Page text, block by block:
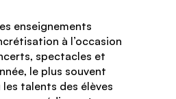
enseignements
à l’occasion
spectacles et
le plus souvent
les talents des élèves